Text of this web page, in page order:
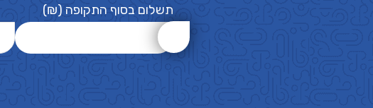
תשלום בסוף התקופה (₪)